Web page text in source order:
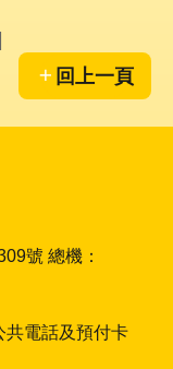
回上一頁
號 總機：
共電話及預付卡